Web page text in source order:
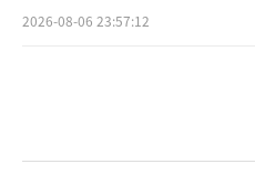
2026-08-06 23:57:12